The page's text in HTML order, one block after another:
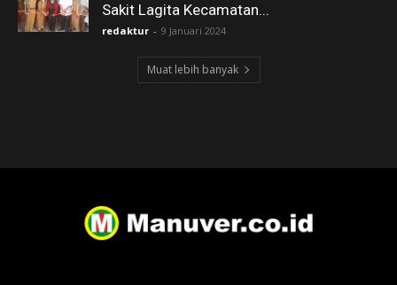
Sakit Lagita Kecamatan...
redaktur - 9 Januari 2024
Muat lebih banyak